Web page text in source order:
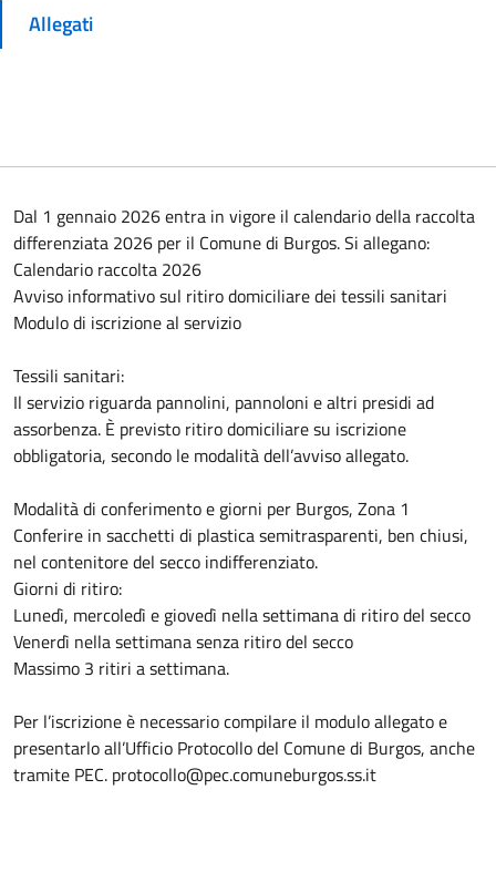
Allegati
Dal 1 gennaio 2026 entra in vigore il calendario della raccolta
differenziata 2026 per il Comune di Burgos. Si allegano:
Calendario raccolta 2026
Avviso informativo sul ritiro domiciliare dei tessili sanitari
Modulo di iscrizione al servizio
Tessili sanitari:
Il servizio riguarda pannolini, pannoloni e altri presidi ad
assorbenza. È previsto ritiro domiciliare su iscrizione
obbligatoria, secondo le modalità dell’avviso allegato.
Modalità di conferimento e giorni per Burgos, Zona 1
Conferire in sacchetti di plastica semitrasparenti, ben chiusi,
nel contenitore del secco indifferenziato.
Giorni di ritiro:
Lunedì, mercoledì e giovedì nella settimana di ritiro del secco
Venerdì nella settimana senza ritiro del secco
Massimo 3 ritiri a settimana.
Per l’iscrizione è necessario compilare il modulo allegato e
presentarlo all’Ufficio Protocollo del Comune di Burgos, anche
tramite PEC. protocollo@pec.comuneburgos.ss.it